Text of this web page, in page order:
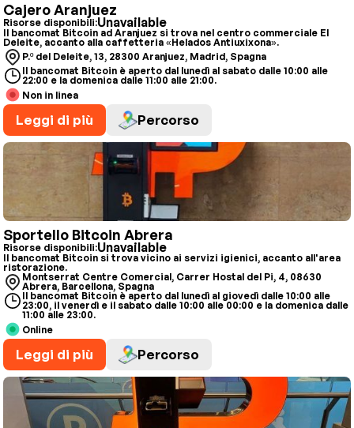
Cajero Aranjuez
Risorse disponibili:Unavailable
Il bancomat Bitcoin ad Aranjuez si trova nel centro commerciale El
Deleite, accanto alla caffetteria «Helados Antiuxixona».
P.º del Deleite, 13, 28300 Aranjuez, Madrid, Spagna
Il bancomat Bitcoin è aperto dal lunedì al sabato dalle 10:00 alle
22:00 e la domenica dalle 11:00 alle 21:00.
Non in linea
Leggi di più Percorso
Sportello Bitcoin Abrera
Risorse disponibili:Unavailable
Il bancomat Bitcoin si trova vicino ai servizi igienici, accanto all'area
ristorazione.
Montserrat Centre Comercial, Carrer Hostal del Pi, 4, 08630
Abrera, Barcellona, Spagna
Il bancomat Bitcoin è aperto dal lunedì al giovedì dalle 10:00 alle
23:00, il venerdì e il sabato dalle 10:00 alle 00:00 e la domenica dalle
11:00 alle 23:00.
Online
Leggi di più Percorso